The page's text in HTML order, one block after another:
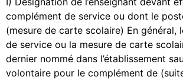
complément de service ou dont le
(mesure de carte scolaire) En général,
de service ou la mesure de carte
dernier nommé dans l’établissement
volontaire pour le complément de